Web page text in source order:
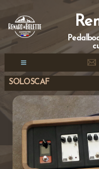
contenu
Main
Menu
SOLOSCAF